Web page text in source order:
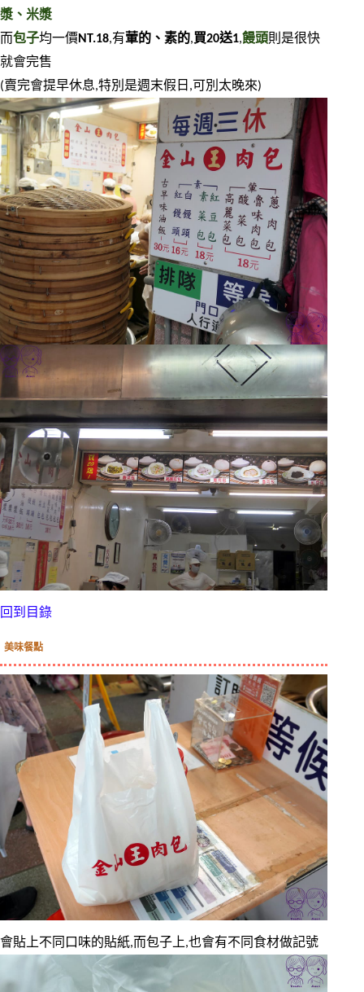
漿、米漿
而包子均一價NT.18,有葷的、素的,買20送1,饅頭則是很快
就會完售
(賣完會提早休息,特別是週末假日,可別太晚來)
回到目錄
美味餐點
會貼上不同口味的貼紙,而包子上,也會有不同食材做記號